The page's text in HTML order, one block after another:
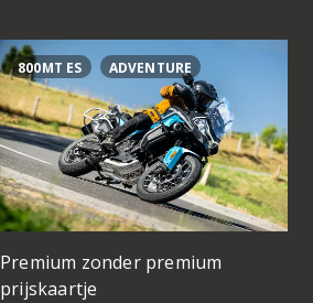
800MT ES ADVENTURE
Premium zonder premium
prijskaartje